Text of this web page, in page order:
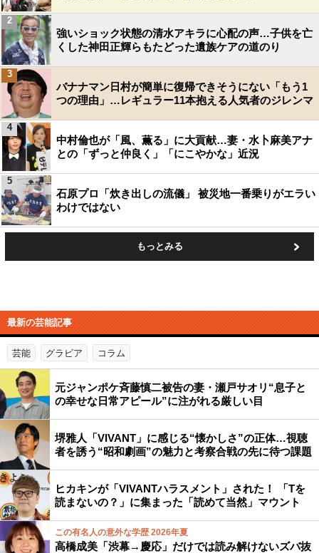
強いショック状態の清水アキラに心配の声…子供を亡
くした神田正輝らもたどった遺族ケアの道のり
2
バナナマン日村が簡単に復帰できそうにない「もう1
つの理由」…レギュラー11本抱える人気者のジレンマ
3
中村倫也が「風、薫る」に大貢献…妻・水卜麻美アナ
との「ずっと仲良く」「にこやかな」近況
4
石原プロ「炊き出しの流儀」 被災地一番乗りがエラい
わけではない
5
もっとみる
最新の芸能記事
芸能 グラビア コラム
元ジャンポケ斉藤慎二被告の妻・瀬戸サオリ“息子と
の幸せな日常アピール”に注がれる厳しい目
堺雅人「VIVANT」に感じる“懐かしさ”の正体…視聴
者を誘う“昭和劇画”の魅力と考察合戦の先に待つ課題
ヒカキンが「VIVANTハラスメント」された！ 「Tを
読まないの？」に集まった「読めて当然」マウント
この有名人の意外な学歴 2026年夏
高橋成美「渋幕→慶応」だけでは読み解けないズバ抜